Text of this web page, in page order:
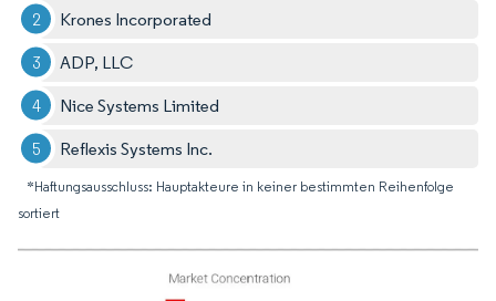
Krones Incorporated
ADP, LLC
Nice Systems Limited
Reflexis Systems Inc.
*Haftungsausschluss: Hauptakteure in keiner bestimmten Reihenfolge
sortiert